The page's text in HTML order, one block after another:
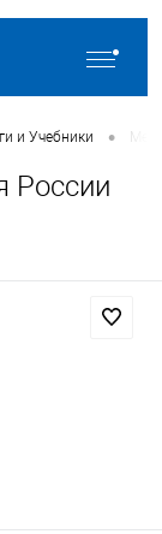
и Учебники •
России